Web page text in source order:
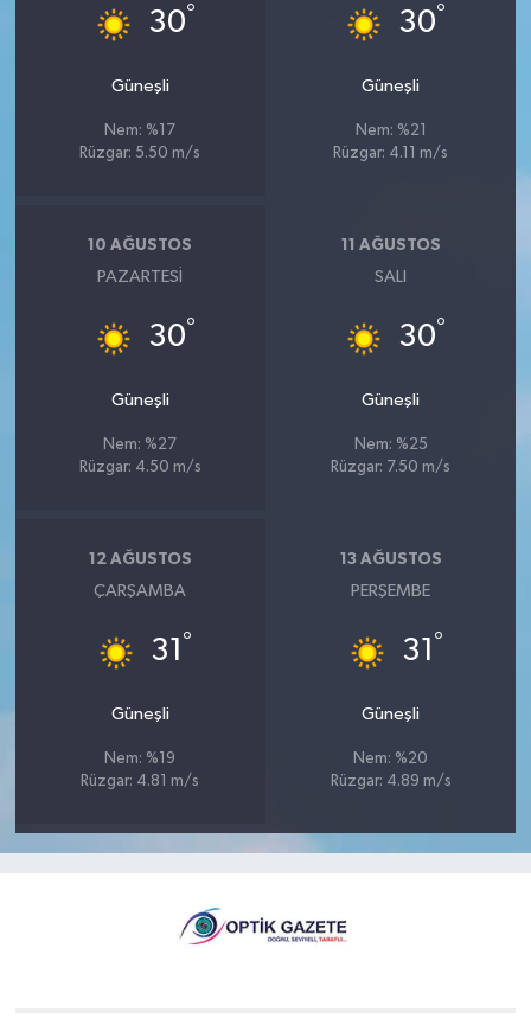
30°
Güneşli
Nem: %17
Rüzgar: 5.50 m/s
30°
Güneşli
Nem: %21
Rüzgar: 4.11 m/s
10 AĞUSTOS
PAZARTESI
30°
Güneşli
Nem: %27
Rüzgar: 4.50 m/s
11 AĞUSTOS
SALI
30°
Güneşli
Nem: %25
Rüzgar: 7.50 m/s
12 AĞUSTOS
ÇARŞAMBA
31 °
Güneşli
Nem: %19
Rüzgar: 4.81 m/s
13 AĞUSTOS
PERŞEMBE
31 °
Güneşli
Nem: %20
Rüzgar: 4.89 m/s